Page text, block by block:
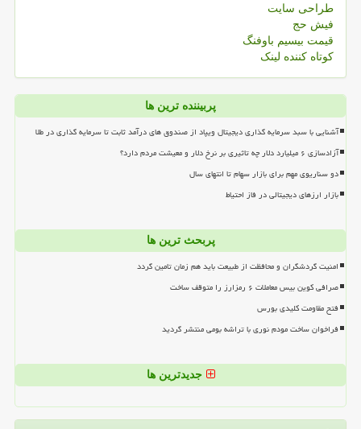
طراحی سایت
فیش حج
قیمت بیسیم باوفنگ
کوتاه کننده لینک
پربیننده ترین ها
آشنایی با سبد سرمایه گذاری دیجیتال ویپاد از صندوق های درآمد ثابت تا سرمایه گذاری در طلا
آزادسازی ۶ میلیارد دلار چه تاثیری بر نرخ دلار و معیشت مردم دارد؟
دو سناریوی مهم برای بازار سهام تا انتهای سال
بازار ارزهای دیجیتالی در فاز احتیاط
پربحث ترین ها
امنیت گردشگران و محافظت از طبیعت باید هم زمان تامین گردد
صرافی کوین بیس معاملات ۶ رمزارز را متوقف ساخت
فتح مقاومت کلیدی بورس
فراخوان ساخت مودم نوری با تراشه بومی منتشر گردید
جدیدترین ها